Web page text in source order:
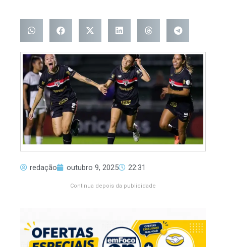
redação outubro 9, 2025 22:31
Continua depois da publicidade